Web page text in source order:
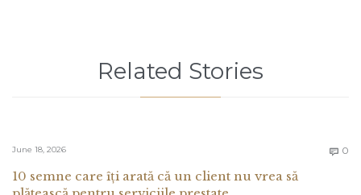
Related Stories
June 18, 2026  0
10 semne care îți arată că un client nu vrea să